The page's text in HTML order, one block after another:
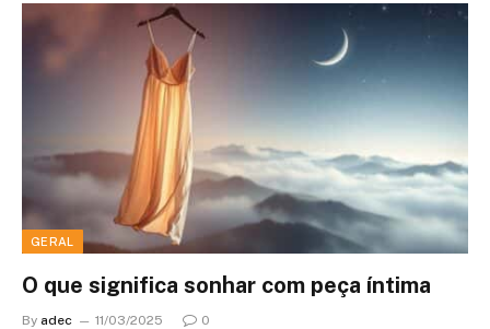
GERAL
O que significa sonhar com peça íntima
By adec 11/03/2025 0